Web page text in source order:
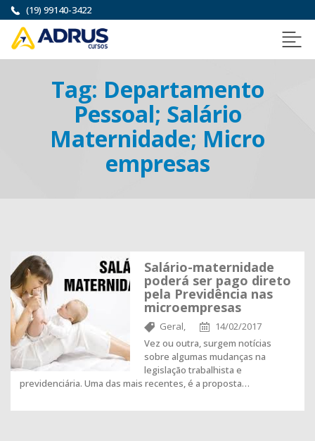
(19) 99140-3422
Tag: Departamento
Pessoal; Salário
Maternidade; Micro
empresas
Salário-maternidade
poderá ser pago direto
pela Previdência nas
microempresas
Geral,
14/02/2017
Vez ou outra, surgem notícias
sobre algumas mudanças na
legislação trabalhista e
previdenciária. Uma das mais recentes, é a proposta…